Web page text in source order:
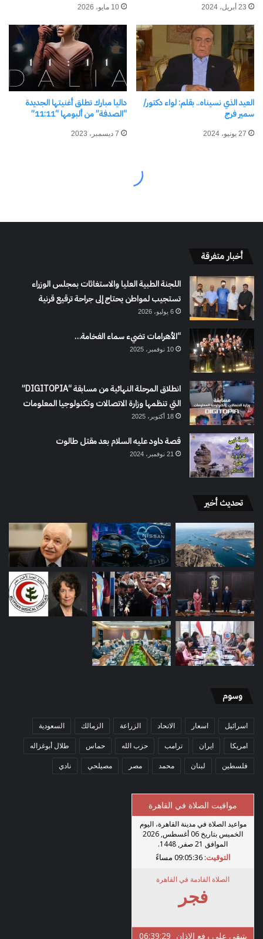
أخبار متفرقة
اللجنة الطبية العليا والاستغاثات بمجلس الوزراء
تستجيب لمواطن يحتاج إلى جراحة ترقيع قرنية
6 يوليو، 2026
“الأهرامات تضيء سماء الفخامة…
10 نوفمبر، 2025
انطلاق المرحلة النهائية من مسابقة “DIGITOPIA”
التي تنظمها وزارة الاتصالات وتكنولوجيا المعلومات
18 أكتوبر، 2025
قصة داود عليه السلام بعد مقتل طالوت
21 نوفمبر، 2024
تحديث أخير
وسوم
اسرائيل اسعار الاتحاد الزراعة الزمالك السعودية
امريكا ايران ترامب حزب الله حماس طلال أبوغزاله
فلسطين لبنان محمد مصر مصيلحي نادي